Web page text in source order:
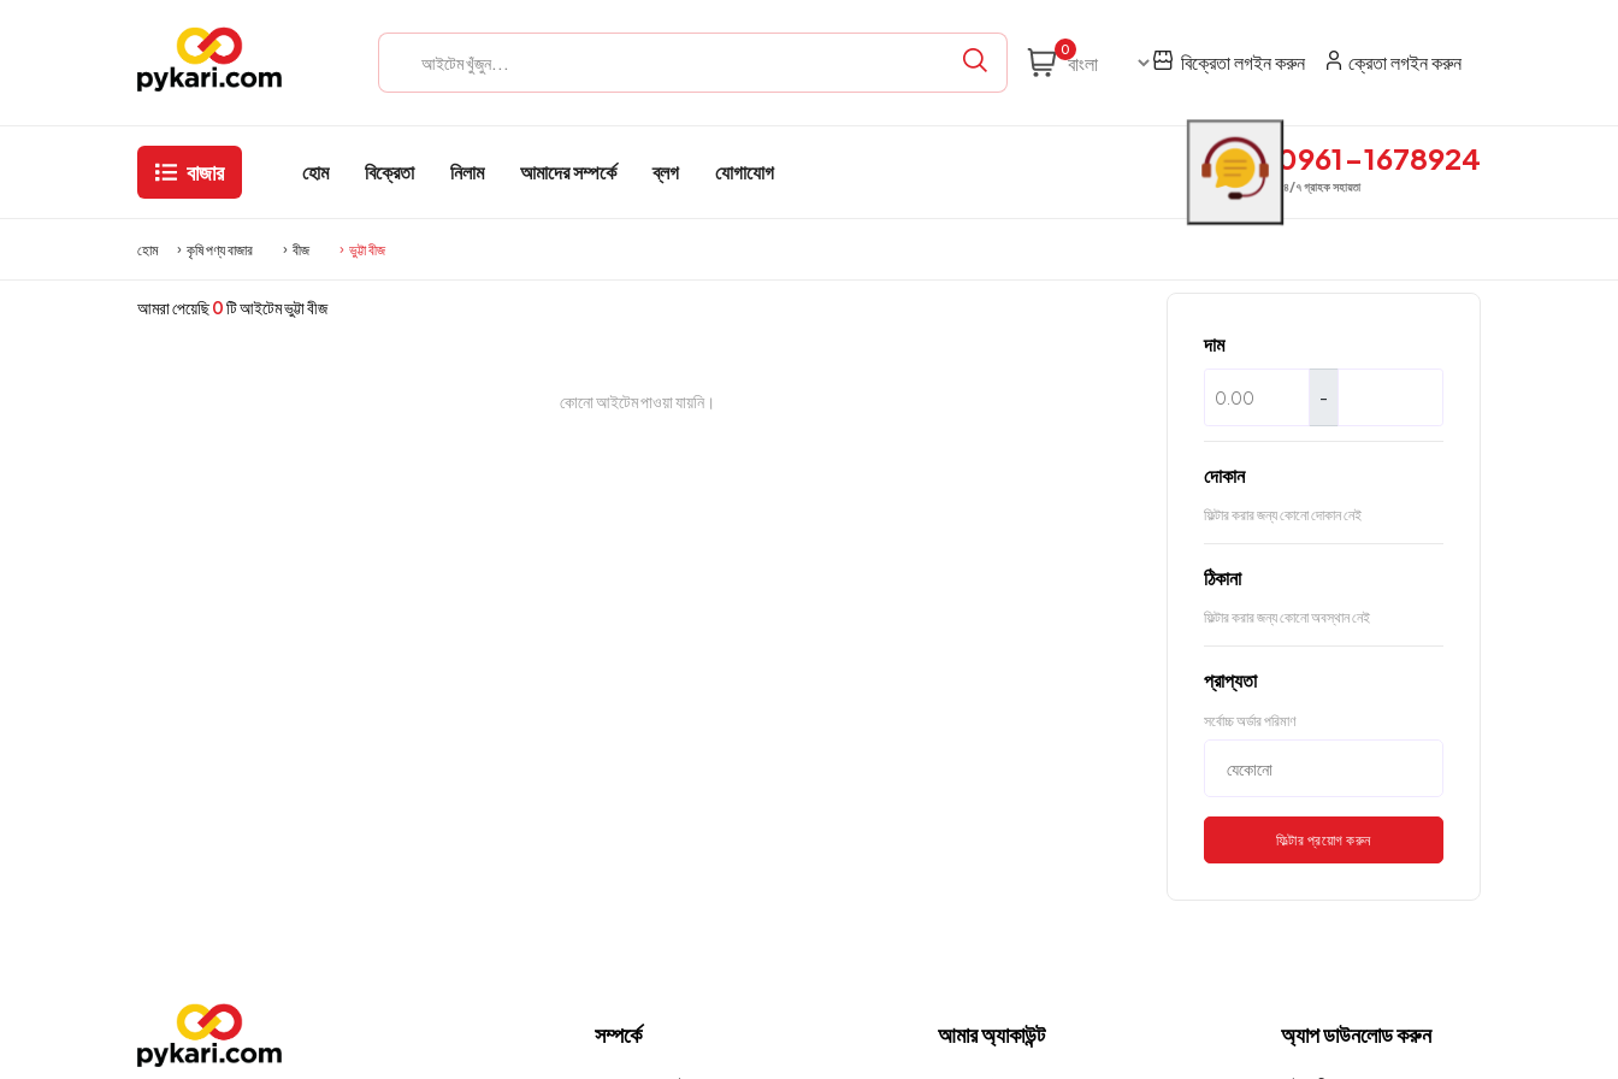
0
বিক্রেতা লগইন করুন ক্রেতা লগইন করুন
বাজার হোম বিক্রেতা নিলাম আমাদের সম্পর্কে ব্লগ যোগাযোগ 0961-1678924
২৪/৭ গ্রাহক সহায়তা
হোম কৃষি পণ্য বাজার বীজ ভুট্টা বীজ
আমরা পেয়েছি0টি আইটেম ভুট্টা বীজ
কোনো আইটেম পাওয়া যায়নি।
দাম
-
দোকান
ফিল্টার করার জন্য কোনো দোকান নেই
ঠিকানা
ফিল্টার করার জন্য কোনো অবস্থান নেই
প্রাপ্যতা
সর্বোচ্চ অর্ডার পরিমাণ
ফিল্টার প্রয়োগ করুন
সম্পর্কে আমার অ্যাকাউন্ট অ্যাপ ডাউনলোড করুন